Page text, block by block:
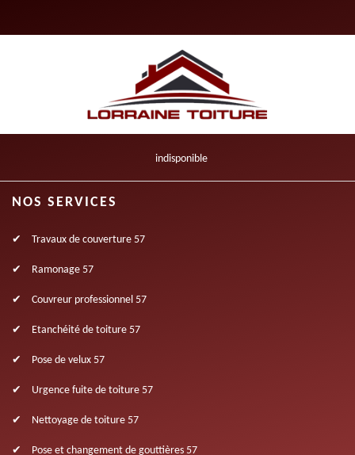
indisponible
NOS SERVICES
Travaux de couverture 57
Ramonage 57
Couvreur professionnel 57
Etanchéité de toiture 57
Pose de velux 57
Urgence fuite de toiture 57
Nettoyage de toiture 57
Pose et changement de gouttières 57